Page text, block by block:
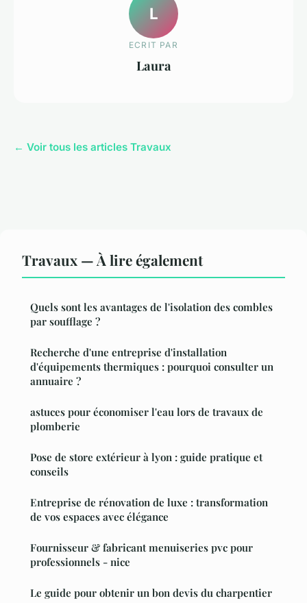
L
ECRIT PAR
Laura
← Voir tous les articles Travaux
Travaux — À lire également
Quels sont les avantages de l'isolation des combles
par soufflage ?
Recherche d'une entreprise d'installation
d'équipements thermiques : pourquoi consulter un
annuaire ?
astuces pour économiser l'eau lors de travaux de
plomberie
Pose de store extérieur à lyon : guide pratique et
conseils
Entreprise de rénovation de luxe : transformation
de vos espaces avec élégance
Fournisseur & fabricant menuiseries pvc pour
professionnels - nice
Le guide pour obtenir un bon devis du charpentier